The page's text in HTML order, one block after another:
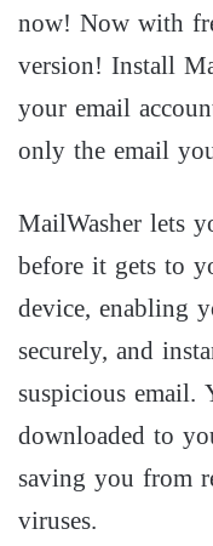
now! Now with
version! Install
your email
only the email
MailWasher lets
before it gets to
device, enabling
securely, and
suspicious
downloaded to
saving you from
viruses.